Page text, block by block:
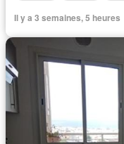
Il y a 3 semaines, 5 heures